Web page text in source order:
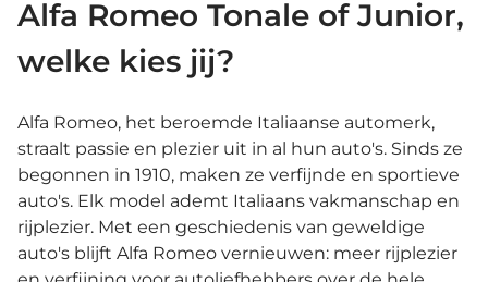
Alfa Romeo Tonale of Junior,
welke kies jij?
Alfa Romeo, het beroemde Italiaanse automerk,
straalt passie en plezier uit in al hun auto's. Sinds ze
begonnen in 1910, maken ze verfijnde en sportieve
auto's. Elk model ademt Italiaans vakmanschap en
rijplezier. Met een geschiedenis van geweldige
auto's blijft Alfa Romeo vernieuwen: meer rijplezier